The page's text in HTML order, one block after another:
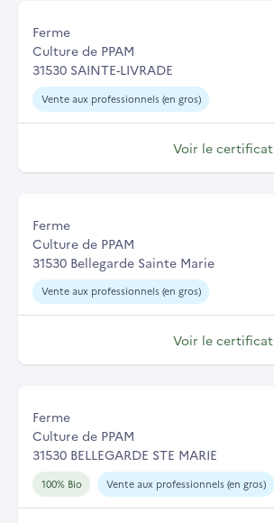
Ferme
Culture de PPAM
31530 SAINTE-LIVRADE
Vente aux professionnels (en gros)
Voir le certificat
Ferme
Culture de PPAM
31530 Bellegarde Sainte Marie
Vente aux professionnels (en gros)
Voir le certificat
Ferme
Culture de PPAM
31530 BELLEGARDE STE MARIE
100% Bio Vente aux professionnels (en gros)